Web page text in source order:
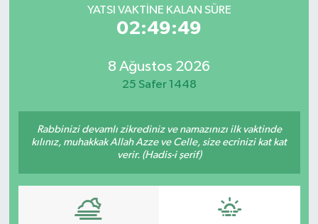
YATSI VAKTINE KALAN SÜRE
02:49:48
8 Ağustos 2026
25 Safer 1448
Rabbinizi devamlı zikrediniz ve namazınızı ilk vaktinde
kılınız, muhakkak Allah Azze ve Celle, size ecrinizi kat kat
verir. (Hadis-i şerif)
BİLİM VE TEKNOLOJİ
Güncel
Tüm Manşetler